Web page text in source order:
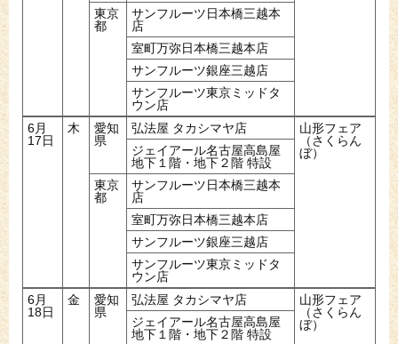
東京
都
サンフルーツ日本橋三越本
店
室町万弥日本橋三越本店
サンフルーツ銀座三越店
サンフルーツ東京ミッドタ
ウン店
6月
17日
木
愛知
県
弘法屋 タカシマヤ店
山形フェア
（さくらん
ぼ）
ジェイアール名古屋高島屋
地下１階・地下２階 特設
東京
都
サンフルーツ日本橋三越本
店
室町万弥日本橋三越本店
サンフルーツ銀座三越店
サンフルーツ東京ミッドタ
ウン店
6月
18日
金
愛知
県
弘法屋 タカシマヤ店
山形フェア
（さくらん
ぼ）
ジェイアール名古屋高島屋
地下１階・地下２階 特設